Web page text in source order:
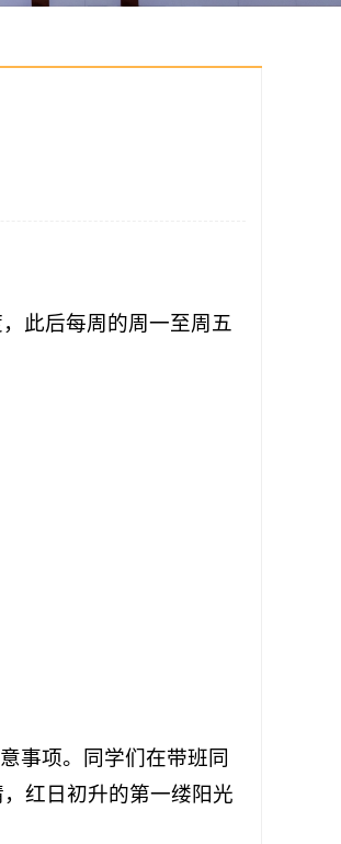
此后每周的周一至周五
事项。同学们在带班同
红日初升的第一缕阳光